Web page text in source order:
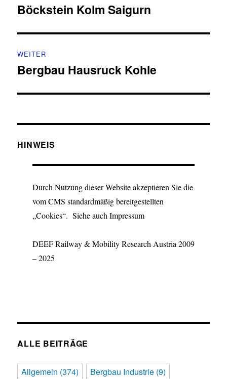
Vorheriger
Böckstein Kolm Saigurn
WEITER
Nächster
Bergbau Hausruck Kohle
HINWEIS
Durch Nutzung dieser Website akzeptieren Sie die
vom CMS standardmäßig bereitgestellten
„Cookies“. Siehe auch Impressum
DEEF Railway & Mobility Research Austria 2009
– 2025
ALLE BEITRÄGE
Allgemein (374) Bergbau Industrie (9)